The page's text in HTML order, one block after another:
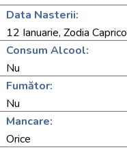
Data Nasterii:
12 Ianuarie, Zodia
Consum Alcool:
Nu
Fumător:
Nu
Mancare:
Orice